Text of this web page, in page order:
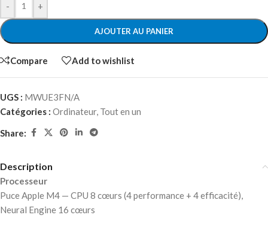
- +
AJOUTER AU PANIER
Compare Add to wishlist
UGS : MWUE3FN/A
Catégories : Ordinateur, Tout en un
Share:
Description
Processeur
Puce Apple M4 — CPU 8 cœurs (4 performance + 4 efficacité),
Neural Engine 16 cœurs